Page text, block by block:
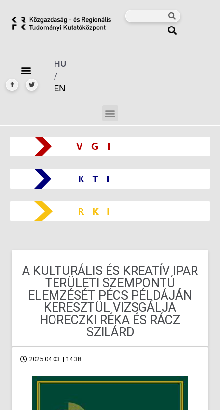
HU
/
EN
A KULTURÁLIS ÉS KREATÍV IPAR
TERÜLETI SZEMPONTÚ
ELEMZÉSÉT PÉCS PÉLDÁJÁN
KERESZTÜL VIZSGÁLJA
HORECZKI RÉKA ÉS RÁCZ
SZILÁRD
2025.04.03. | 14:38